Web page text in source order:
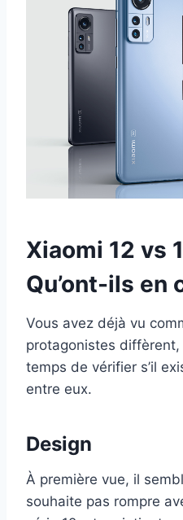
Xiaomi 12 vs
Qu’ont-ils en
Vous avez déjà vu
protagonistes
temps de vérifier s’il
entre eux.
Design
À première vue, il
souhaite pas rompre